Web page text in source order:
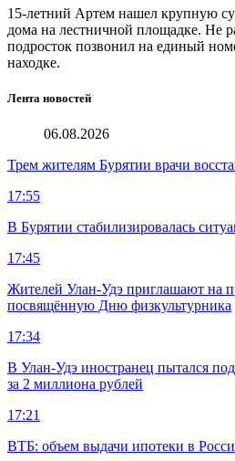
15-летний Артем нашел крупную
дома на лестничной площадке. Не
подросток позвонил на единый
находке.
Лента новостей
06.08.2026
Трем жителям Бурятии врачи
17:55
В Бурятии стабилизировалась
17:45
Жителей Улан-Удэ приглашают на
посвящённую Дню физкультурника
17:34
В Улан-Удэ иностранец пытался
за 2 миллиона рублей
17:21
ВТБ: объем выдачи ипотеки в